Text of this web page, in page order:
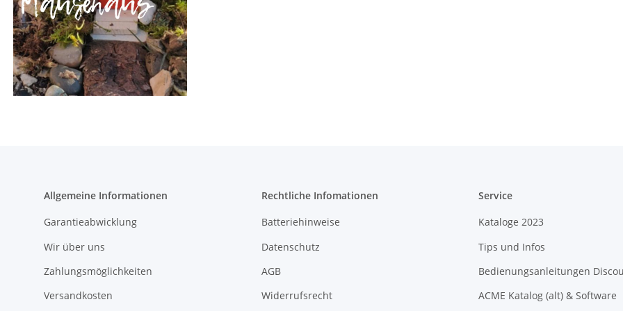
Allgemeine Informationen
Garantieabwicklung
Wir über uns
Zahlungsmöglichkeiten
Versandkosten
Rechtliche Infomationen
Batteriehinweise
Datenschutz
AGB
Widerrufsrecht
Service
Kataloge 2023
Tips und Infos
Bedienungsanleitungen
ACME Katalog (alt) & Software